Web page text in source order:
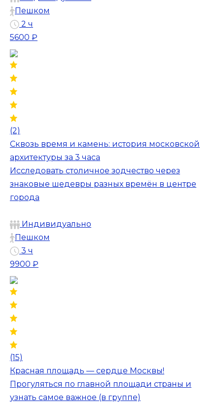
Пешком
2 ч
5600 ₽
(2)
Сквозь время и камень: история московской
архитектуры за 3 часа
Исследовать столичное зодчество через
знаковые шедевры разных времён в центре
города
Индивидуально
Пешком
3 ч
9900 ₽
(15)
Красная площадь — сердце Москвы!
Прогуляться по главной площади страны и
узнать самое важное (в группе)